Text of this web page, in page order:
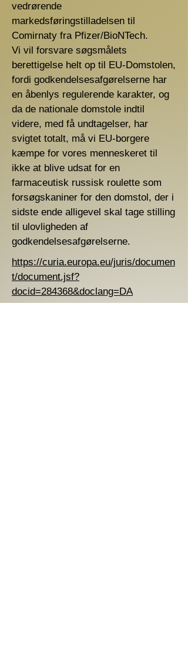
vedrørende
markedsføringstilladelsen til
Comirnaty fra Pfizer/BioNTech.
Vi vil forsvare søgsmålets
berettigelse helt op til EU-Domstolen,
fordi godkendelsesafgørelserne har
en åbenlys regulerende karakter, og
da de nationale domstole indtil
videre, med få undtagelser, har
svigtet totalt, må vi EU-borgere
kæmpe for vores menneskeret til
ikke at blive udsat for en
farmaceutisk russisk roulette som
forsøgskaniner for den domstol, der i
sidste ende alligevel skal tage stilling
til ulovligheden af
godkendelsesafgørelserne.
https://curia.europa.eu/juris/documen
t/document.jsf?
docid=284368&doclang=DA